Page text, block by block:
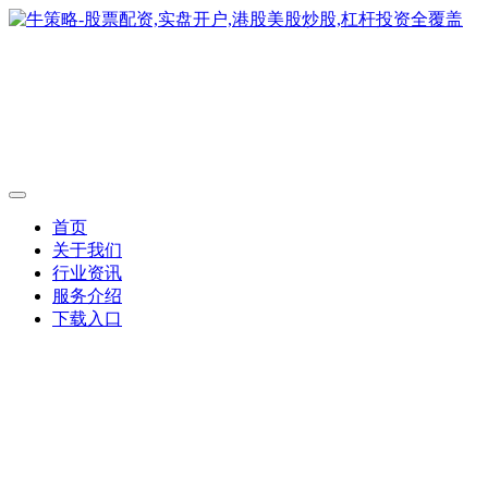
首页
关于我们
行业资讯
服务介绍
下载入口